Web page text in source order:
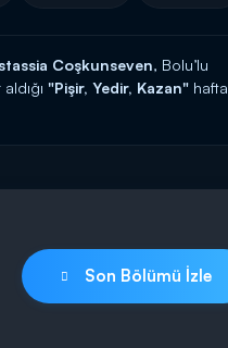
Coşkunseven, Bolu’lu
aldığı "Pişir, Yedir, Kazan" hafta
Son Bölümü İzle